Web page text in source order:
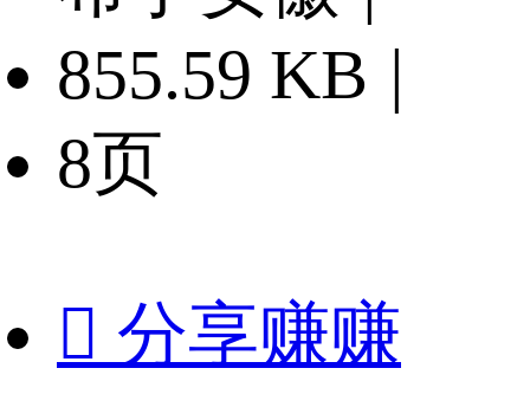
855.59 KB |
8页
 分享赚赚